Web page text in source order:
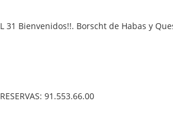
L 31 Bienvenidos!!. Borscht de Habas y
RESERVAS: 91.553.66.00